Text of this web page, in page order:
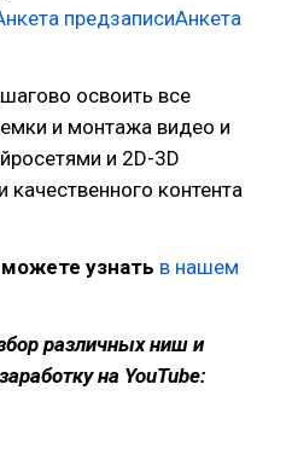
предзаписиАнкета
освоить все
и монтажа видео и
и 2D-3D
контента
узнать в нашем
различных ниш и
на YouTube: